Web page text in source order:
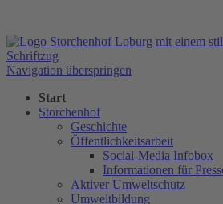
Navigation überspringen
Start
Storchenhof
Geschichte
Öffentlichkeitsarbeit
Social-Media Infobox
Informationen für
Aktiver Umweltschutz
Umweltbildung